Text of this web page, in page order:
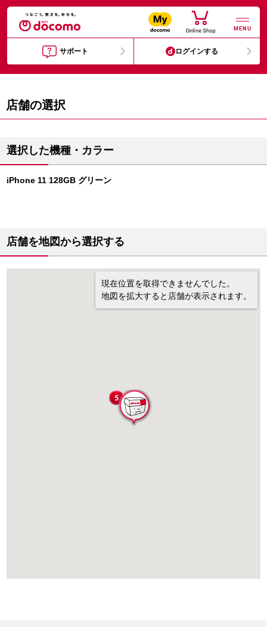
MENU
サポート ログインする
店舗の選択
選択した機種・カラー
iPhone 11 128GB グリーン
店舗を地図から選択する
現在位置を取得できませんでした。
地図を拡大すると店舗が表示されます。